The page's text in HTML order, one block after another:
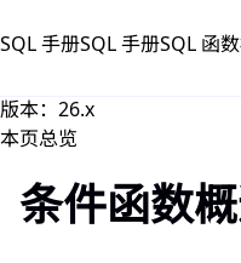
SQL 手册SQL 手册SQL 函数
版本：26.x
本页总览
条件函数